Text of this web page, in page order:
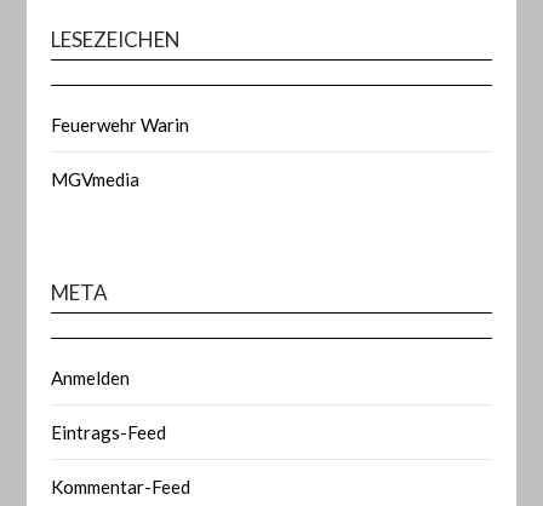
LESEZEICHEN
Feuerwehr Warin
MGVmedia
META
Anmelden
Eintrags-Feed
Kommentar-Feed